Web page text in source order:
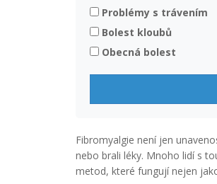
Problémy s trávením
Bolest kloubů
Obecná bolest
Fibromyalgie není jen
nebo brali léky. Mnoho lidí s
metod, které fungují nejen